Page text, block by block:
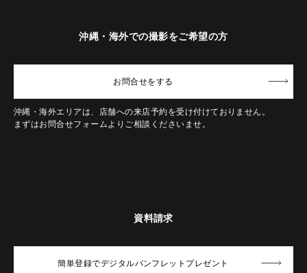
沖縄・海外での撮影をご希望の方
お問合せをする
沖縄・海外エリアは、店舗への来店予約を受け付けておりません。
まずはお問合せフォームよりご相談くださいませ。
資料請求
簡単登録でデジタルパンフレットプレゼント